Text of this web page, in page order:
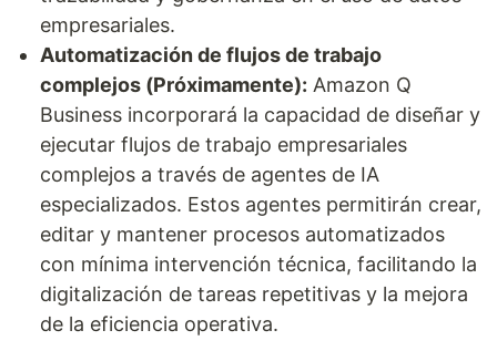
empresariales.
Automatización de flujos de trabajo
complejos (Próximamente): Amazon Q
Business incorporará la capacidad de diseñar y
ejecutar flujos de trabajo empresariales
complejos a través de agentes de IA
especializados. Estos agentes permitirán crear,
editar y mantener procesos automatizados
con mínima intervención técnica, facilitando la
digitalización de tareas repetitivas y la mejora
de la eficiencia operativa.